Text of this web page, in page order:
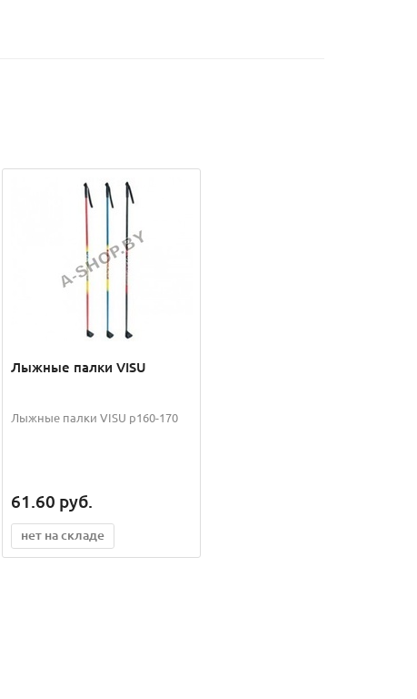
Лыжные палки VISU
Лыжные палки VISU р160-170
61.60 руб.
нет на складе